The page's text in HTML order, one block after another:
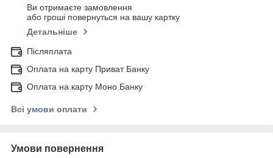
Ви отримаєте замовлення
або гроші повернуться на вашу картку
Детальніше
Післяплата
Оплата на карту Приват Банку
Оплата на карту Моно Банку
Всі умови оплати
Умови повернення